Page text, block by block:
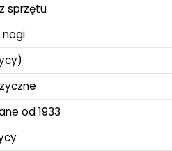
sprzętu
nogi
od 1933